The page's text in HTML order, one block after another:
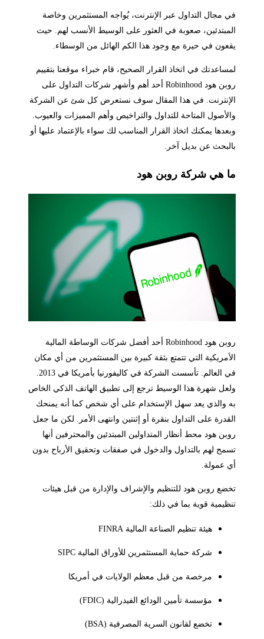
في مجال التداول عبر الإنترنت، يُواجه المستثمرين وخاصة
المبتدئين، صعوبة في العثور على الوسيط الأنسب لهم. حيث
يقعون في حيرة مع وجود هذا الكم الهائل من الوسطاء.
لمساعدتك في اتخاذ القرار الصحيح، قام خبراء موقعنا بتقييم
روبن هود Robinhood أحد أهم وأشهر شركات التداول على
الإنترنت. في هذا المقال سوف نستعرض كل شئ عن الشركة
والأصول المتاحة للتداول والتراخيص وأهم المميزات والعيوب.
وبعدها يمكنك اتخاذ القرار المناسب لك سواء بالإعتماد عليها أو
بالبحث عن بديل آخر.
ما هي شركة روبن هود
روبن هود Robinhood أحد أفضل شركات الوساطة المالية
الأمريكية التي تتمتع بثقة كبيرة بين المستثمرين من أي مكان
في العالم. تأسست الشركة في كاليفورنيا بأمريكا في 2013.
ولعل شهرة هذا الوسيط ترجع إلى تطبيق الهاتف الذكي الخاص
به والذي يعد سهل الإستخدام على أي شخص كما أنه يمنحك
القدرة على التداول بنقرة أو إثنتين وانتهى الأمر. لكن ما جعل
روبن هود محط أنظار المتداولين المبتدئين والمحترفين أنها
تسمح لهم بالتداول والدخول في صفقات وتحقيق الأرباح بدون
أي عمولة.
تخضع روبن هود للتنظيم والإشراف والإدارة من قبل هيئات
تنظيمية قوية بما في ذلك:
هيئة تنظيم الصناعة المالية FINRA
شركة حماية المستثمرين للأوراق المالية SIPC
مرخصة من قبل معظم الولايات في أمريكا
مؤسسة تأمين الودائع الفيدرالية (FDIC)
تخضع لقانون السرية المصرفية (BSA)